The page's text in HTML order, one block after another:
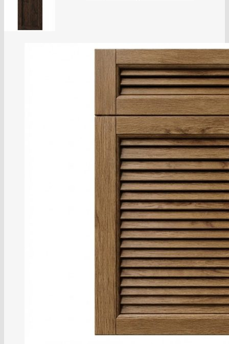
Фасады из шпона Fine-Line
Фасады из натурального шпона с
интегрированной ручкой
Фасады из МДФ
Коллекция Tiffany